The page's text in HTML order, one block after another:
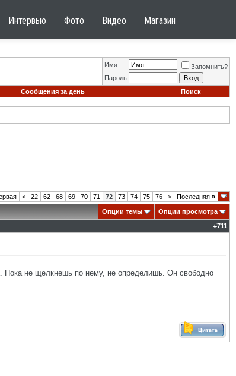
Интервью Фото Видео Магазин
Имя
Запомнить?
Пароль
Сообщения за день Поиск
< 22 62 68 69 70 71 72 73 74 75 76 > Последняя »
Опции темы
Опции просмотра
#711
Пока не щелкнешь по нему, не определишь. Он свободно